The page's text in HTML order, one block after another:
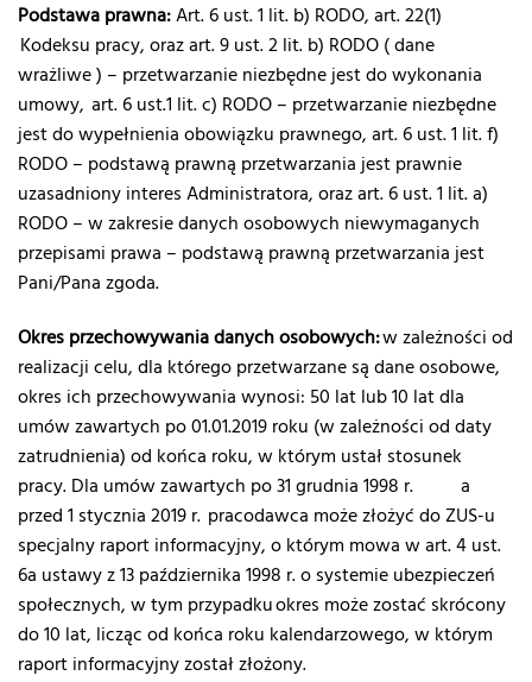
Podstawa prawna:Art. 6 ust. 1 lit. b) RODO, art. 22(1)
Kodeksu pracy, oraz art. 9 ust. 2 lit. b) RODO ( dane
wrażliwe ) – przetwarzanie niezbędne jest do wykonania
umowy, art. 6 ust.1 lit. c) RODO – przetwarzanie niezbędne
jest do wypełnienia obowiązku prawnego, art. 6 ust. 1 lit. f)
RODO – podstawą prawną przetwarzania jest prawnie
uzasadniony interes Administratora, oraz art. 6 ust. 1 lit. a)
RODO – w zakresie danych osobowych niewymaganych
przepisami prawa – podstawą prawną przetwarzania jest
Pani/Pana zgoda.
Okres przechowywania danych osobowych:w zależności od
realizacji celu, dla którego przetwarzane są dane osobowe,
okres ich przechowywania wynosi: 50 lat lub 10 lat dla
umów zawartych po 01.01.2019 roku (w zależności od daty
zatrudnienia) od końca roku, w którym ustał stosunek
pracy. Dla umów zawartych po 31 grudnia 1998 r. a
przed 1 stycznia 2019 r. pracodawca może złożyć do ZUS-u
specjalny raport informacyjny, o którym mowa w art. 4 ust.
6a ustawy z 13 października 1998 r. o systemie ubezpieczeń
społecznych, w tym przypadku okres może zostać skrócony
do 10 lat, licząc od końca roku kalendarzowego, w którym
raport informacyjny został złożony.